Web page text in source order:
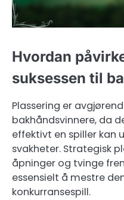
Hvordan
suksessen til
Plassering er
bakhåndsvinnere, da
effektivt en spiller kan
svakheter. Strategisk
åpninger og tvinge
essensielt å mestre
konkurransespill.